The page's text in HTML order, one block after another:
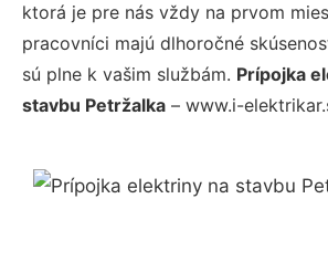
ktorá je pre nás vždy na prvom
pracovníci majú dlhoročné
sú plne k vašim službám. Prípojka
stavbu Petržalka – www.i-